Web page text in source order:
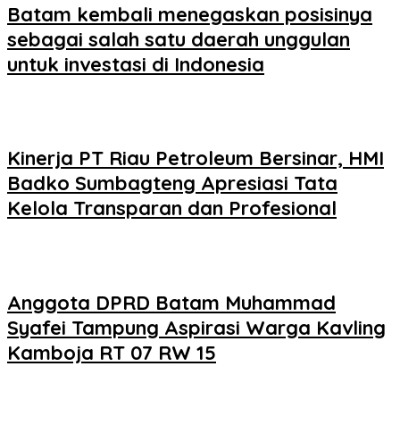
Batam kembali menegaskan posisinya
sebagai salah satu daerah unggulan
untuk investasi di Indonesia
Kinerja PT Riau Petroleum Bersinar, HMI
Badko Sumbagteng Apresiasi Tata
Kelola Transparan dan Profesional
Anggota DPRD Batam Muhammad
Syafei Tampung Aspirasi Warga Kavling
Kamboja RT 07 RW 15